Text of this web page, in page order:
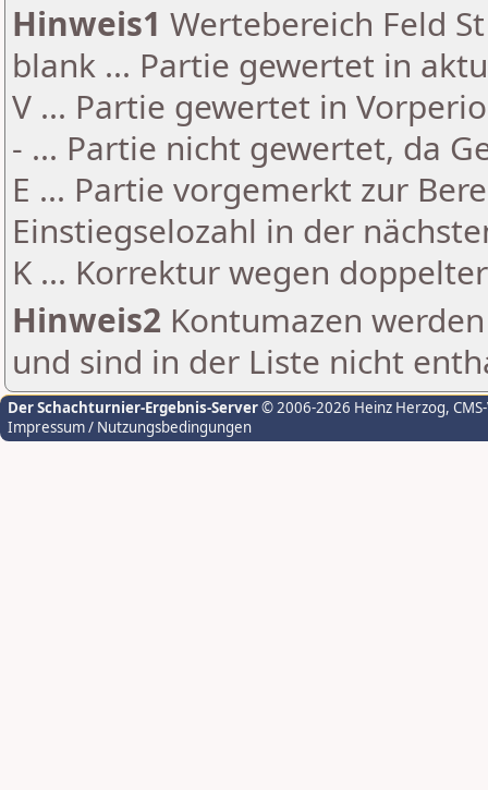
Hinweis1 Wertebereich Feld
blank ... Partie gewertet in
V ... Partie gewertet in
- ... Partie nicht gewertet, da
E ... Partie vorgemerkt zur
Einstiegselozahl in der
K ... Korrektur wegen
Hinweis2 Kontumazen
und sind in der Liste nicht
Der Schachturnier-Ergebnis-Server© 2006-2026 Heinz Herzog,
Impressum / Nutzungsbedingungen